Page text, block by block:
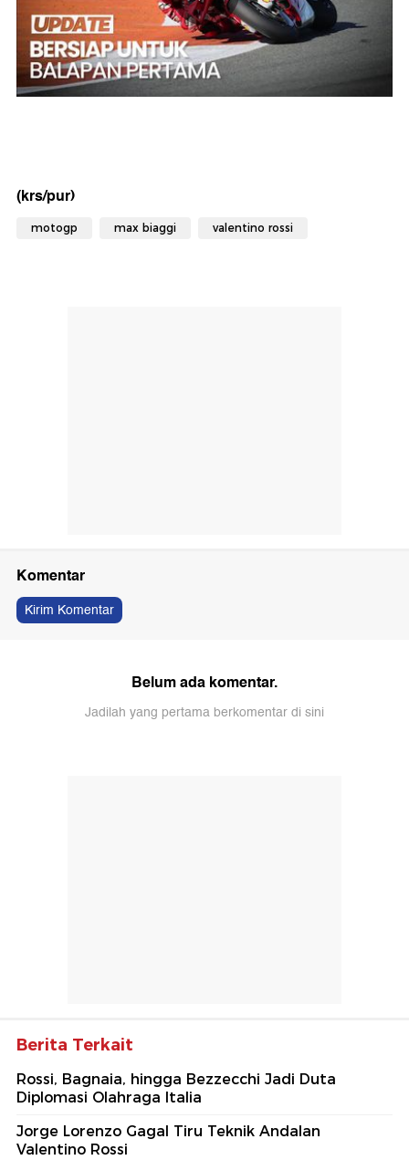
(krs/pur)
motogp max biaggi valentino rossi
Komentar
Kirim Komentar
Belum ada komentar.
Jadilah yang pertama berkomentar di sini
Berita Terkait
Rossi, Bagnaia, hingga Bezzecchi Jadi Duta
Diplomasi Olahraga Italia
Jorge Lorenzo Gagal Tiru Teknik Andalan
Valentino Rossi